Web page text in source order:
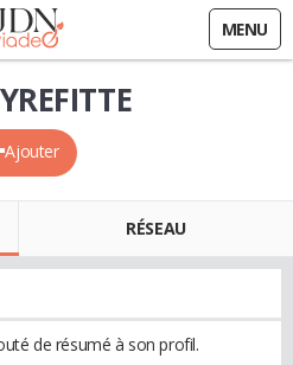
MENU
Ajouter
RÉSEAU
de résumé à son profil.